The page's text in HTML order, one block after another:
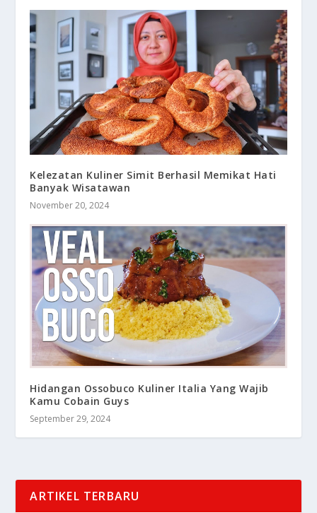
Kelezatan Kuliner Simit Berhasil Memikat Hati
Banyak Wisatawan
November 20, 2024
Hidangan Ossobuco Kuliner Italia Yang Wajib
Kamu Cobain Guys
September 29, 2024
ARTIKEL TERBARU